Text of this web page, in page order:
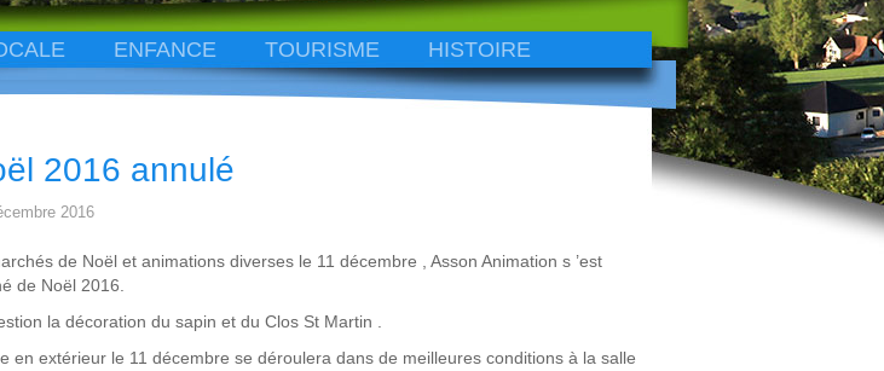
ENFANCE TOURISME HISTOIRE
2016 annulé
2016
de Noël et animations diverses le 11 décembre , Asson Animation s ’est
de Noël 2016.
la décoration du sapin et du Clos St Martin .
en extérieur le 11 décembre se déroulera dans de meilleures conditions à la salle